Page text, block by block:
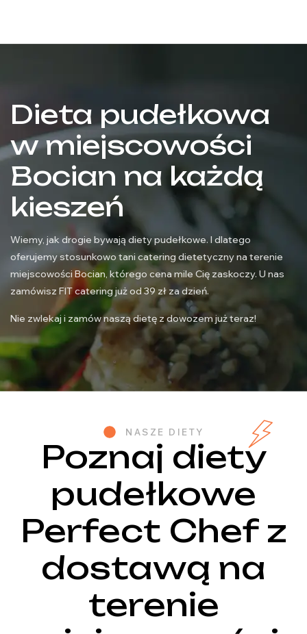
Dieta pudełkowa
w miejscowości
Bocian na każdą
kieszeń
Wiemy, jak drogie bywają diety pudełkowe. I dlatego
oferujemy stosunkowo tani catering dietetyczny na terenie
miejscowości Bocian, którego cena mile Cię zaskoczy. U nas
zamówisz FIT catering już od 39 zł za dzień.
Nie zwlekaj i zamów naszą dietę z dowozem już teraz!
NASZE DIETY
Poznaj diety
pudełkowe
Perfect Chef z
dostawą na
terenie